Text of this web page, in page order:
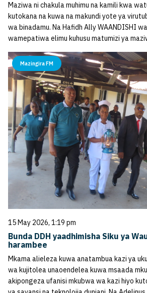
Maziwa ni chakula muhimu na kamili kwa
kutokana na kuwa na makundi yote ya
wa binadamu. Na Hafidh Ally WAANDISHI
wamepatiwa elimu kuhusu matumizi ya
Mazingira FM
15 May 2026, 1:19 pm
Bunda DDH yaadhimisha Siku ya
harambee
Mkama alieleza kuwa anatambua kazi ya
wa kujitolea unaoendelea kuwa msaada
akipongeza ufanisi mkubwa wa kazi hiyo